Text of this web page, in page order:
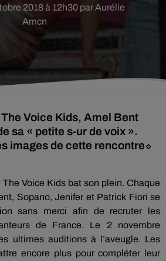
2018 à 12h30 par Aurélie
Amcn
Voice Kids, Amel Bent
sa « petite s-ur de voix ».
images de cette rencontre⬦
The Voice Kids bat son plein. Chaque
, Sopano, Jenifer et Patrick Fiori se
sans merci afin de recruter les
de France.
Le 2 novembre
ultimes auditions à l’aveugle. Les
encore plus pour compléter leur